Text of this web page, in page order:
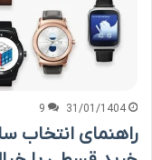
31/01/1404
9
راهنمای انتخاب